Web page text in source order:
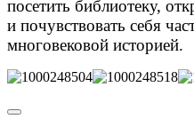
посетить библиотеку,
и почувствовать себя
многовековой историей.